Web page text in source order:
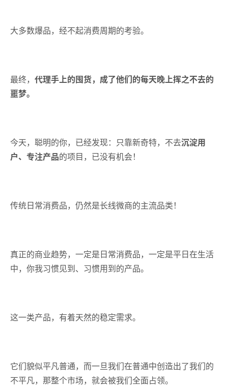
大多数爆品，经不起消费周期的考验。
最终， 代理手上的囤货，成了他们的每天晚上挥之不去的
噩梦。
今天，聪明的你，已经发现：只靠新奇特，不去沉淀用
户、专注产品的项目，已没有机会！
传统日常消费品，仍然是长线微商的主流品类！
真正的商业趋势，一定是日常消费品，一定是平日在生活
中，你我习惯见到、习惯用到的产品。
这一类产品，有着天然的稳定需求。
它们貌似平凡普通，而一旦我们在普通中创造出了我们的
不平凡，那整个市场，就会被我们全面占领。